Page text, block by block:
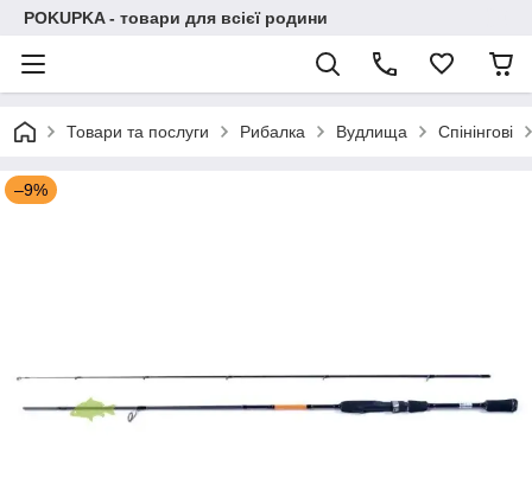
POKUPKA - товари для всієї родини
Товари та послуги Рибалка Вудлища Спінінгові
–9%